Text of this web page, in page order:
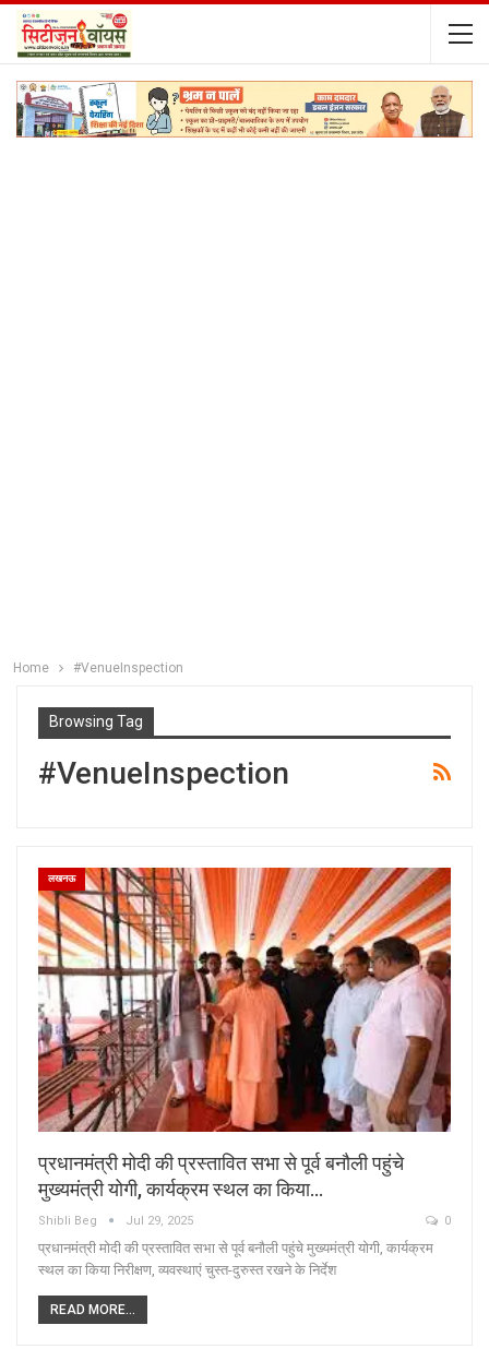
Home #VenueInspection
Browsing Tag
#VenueInspection
लखनऊ
प्रधानमंत्री मोदी की प्रस्तावित सभा से पूर्व बनौली पहुंचे
मुख्यमंत्री योगी, कार्यक्रम स्थल का किया…
Shibli Beg Jul 29, 2025 0
प्रधानमंत्री मोदी की प्रस्तावित सभा से पूर्व बनौली पहुंचे मुख्यमंत्री योगी, कार्यक्रम
स्थल का किया निरीक्षण, व्यवस्थाएं चुस्त-दुरुस्त रखने के निर्देश
READ MORE...